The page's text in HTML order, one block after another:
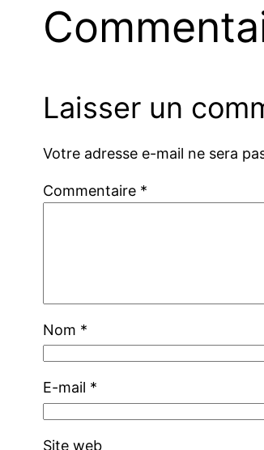
Laisser un
Votre adresse e-mail ne sera
Commentaire *
Nom *
E-mail *
Site web